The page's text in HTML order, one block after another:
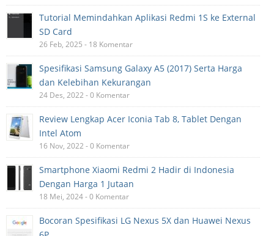
Tutorial Memindahkan Aplikasi Redmi 1S ke External
SD Card
26 Feb, 2025 - 18 Komentar
Spesifikasi Samsung Galaxy A5 (2017) Serta Harga
dan Kelebihan Kekurangan
24 Des, 2022 - 0 Komentar
Review Lengkap Acer Iconia Tab 8, Tablet Dengan
Intel Atom
16 Nov, 2022 - 0 Komentar
Smartphone Xiaomi Redmi 2 Hadir di Indonesia
Dengan Harga 1 Jutaan
18 Mei, 2024 - 0 Komentar
Bocoran Spesifikasi LG Nexus 5X dan Huawei Nexus